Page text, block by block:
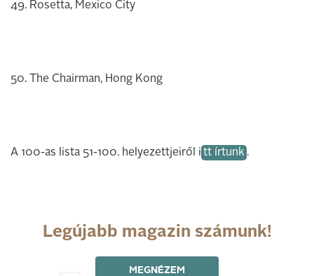
49. Rosetta, Mexico City
50. The Chairman, Hong Kong
A 100-as lista 51-100. helyezettjeiről i tt írtunk .
Legújabb magazin számunk!
MEGNÉZEM